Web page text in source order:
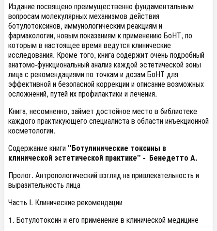
Издание посвящено преимущественно фундаментальным
вопросам молекулярных механизмов действия
ботулотоксинов, иммунологическим реакциям и
фармакологии, новым показаниям к применению БоНТ, по
которым в настоящее время ведутся клинические
исследования. Кроме того, книга содержит очень подробный
анатомо-функциональный анализ каждой эстетической зоны
лица с рекомендациями по точкам и дозам БоНТ для
эффективной и безопасной коррекции и описание возможных
осложнений, путей их профилактики и лечения.
Книга, несомненно, займет достойное место в библиотеке
каждого практикующего специалиста в области инъекционной
косметологии.
Содержание книги"Ботулинические токсины в
клинической эстетической практике" - Бенедетто А.
Пролог. Антропологический взгляд на привлекательность и
выразительность лица
Часть I. Клинические рекомендации
1. Ботулотоксин и его применение в клинической медицине